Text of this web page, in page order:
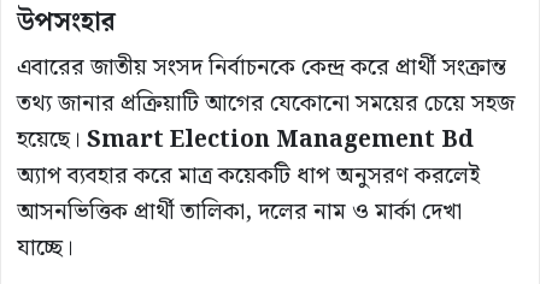
উপসংহার
এবারের জাতীয় সংসদ নির্বাচনকে কেন্দ্র করে প্রার্থী সংক্রান্ত
তথ্য জানার প্রক্রিয়াটি আগের যেকোনো সময়ের চেয়ে সহজ
হয়েছে। Smart Election Management Bd
অ্যাপ ব্যবহার করে মাত্র কয়েকটি ধাপ অনুসরণ করলেই
আসনভিত্তিক প্রার্থী তালিকা, দলের নাম ও মার্কা দেখা
যাচ্ছে।